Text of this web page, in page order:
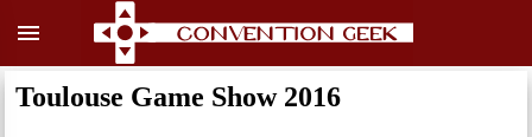
menu
Toulouse Game Show 2016